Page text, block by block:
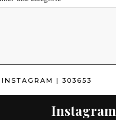
INSTAGRAM | 303653
Instagram